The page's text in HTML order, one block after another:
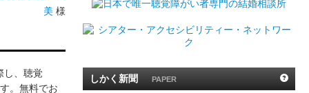
美 様
し、聴覚
。無料でお
しかく新聞 PAPER